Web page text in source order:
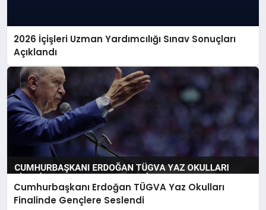
2026 İçişleri Uzman Yardımcılığı Sınav Sonuçları
Açıklandı
Cumhurbaşkanı Erdoğan TÜGVA Yaz Okulları
Finalinde Gençlere Seslendi